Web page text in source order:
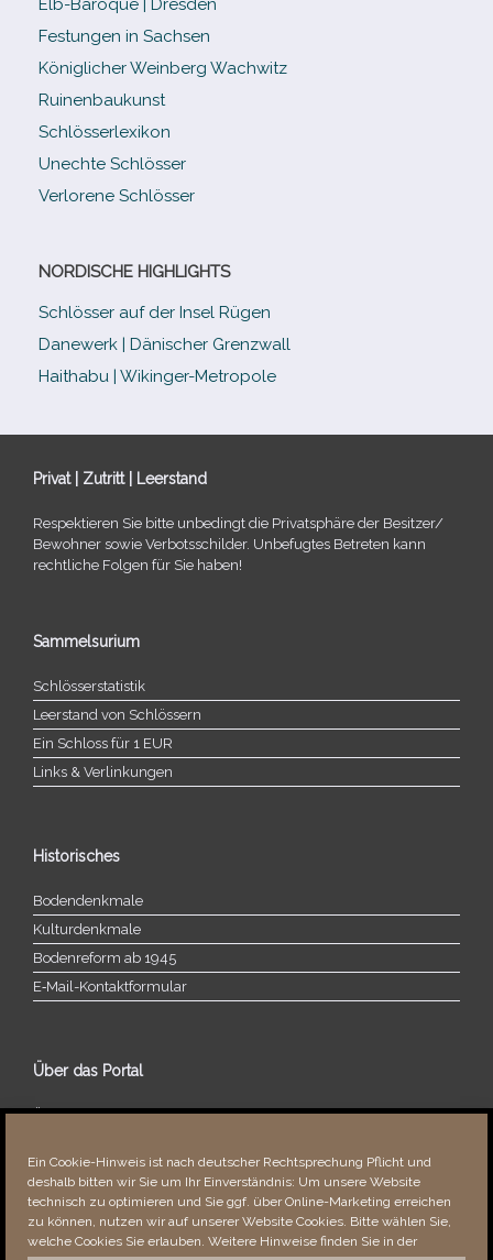
Ein Cookie-Hinweis ist nach deutscher Rechtsprechung Pflicht und
deshalb bitten wir Sie um Ihr Einverständnis: Um unsere Website
technisch zu optimieren und Sie ggf. über Online-Marketing erreichen
zu können, nutzen wir auf unserer Website Cookies. Bitte wählen Sie,
welche Cookies Sie erlauben. Weitere Hinweise finden Sie in der
Elb-​Baroque | Dresden
Festungen in Sachsen
Königlicher Weinberg Wachwitz
Ruinenbaukunst
Schlösserlexikon
Unechte Schlösser
Verlorene Schlösser
NORDISCHE HIGHLIGHTS
Schlösser auf der Insel Rügen
Danewerk | Dänischer Grenzwall
Haithabu | Wikinger-Metropole
Privat | Zutritt | Leerstand
Respektieren Sie bitte unbe­dingt die Privatsphäre der Besitzer/​
Bewohner sowie Verbotsschilder. Unbefugtes Betreten kann
recht­li­che Folgen für Sie haben!
Sammelsurium
Schlösserstatistik
Leerstand von Schlössern
Ein Schloss für 1 EUR
Links & Verlinkungen
Historisches
Bodendenkmale
Kulturdenkmale
Bodenreform ab 1945
E‑Mail-​​Kontaktformular
Über das Portal
Über dieses Portal
Fehler bemerkt?